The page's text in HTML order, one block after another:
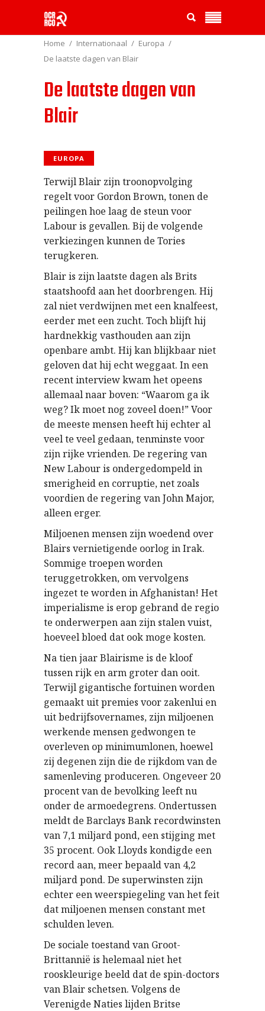
Home Internationaal
Europa
De laatste dagen van Blair
De laatste dagen van
Blair
EUROPA
Terwijl Blair zijn troonopvolging
regelt voor Gordon Brown, tonen de
peilingen hoe laag de steun voor
Labour is gevallen. Bij de volgende
verkiezingen kunnen de Tories
terugkeren.
Blair is zijn laatste dagen als Brits
staatshoofd aan het doorbrengen. Hij
zal niet verdwijnen met een knalfeest,
eerder met een zucht. Toch blijft hij
hardnekkig vasthouden aan zijn
openbare ambt. Hij kan blijkbaar niet
geloven dat hij echt weggaat. In een
recent interview kwam het opeens
allemaal naar boven: “Waarom ga ik
weg? Ik moet nog zoveel doen!” Voor
de meeste mensen heeft hij echter al
veel te veel gedaan, tenminste voor
zijn rijke vrienden. De regering van
New Labour is ondergedompeld in
smerigheid en corruptie, net zoals
voordien de regering van John Major,
alleen erger.
Miljoenen mensen zijn woedend over
Blairs vernietigende oorlog in Irak.
Sommige troepen worden
teruggetrokken, om vervolgens
ingezet te worden in Afghanistan! Het
imperialisme is erop gebrand de regio
te onderwerpen aan zijn stalen vuist,
hoeveel bloed dat ook moge kosten.
Na tien jaar Blairisme is de kloof
tussen rijk en arm groter dan ooit.
Terwijl gigantische fortuinen worden
gemaakt uit premies voor zakenlui en
uit bedrijfsovernames, zijn miljoenen
werkende mensen gedwongen te
overleven op minimumlonen, hoewel
zij degenen zijn die de rijkdom van de
samenleving produceren. Ongeveer 20
procent van de bevolking leeft nu
onder de armoedegrens. Ondertussen
meldt de Barclays Bank recordwinsten
van 7,1 miljard pond, een stijging met
35 procent. Ook Lloyds kondigde een
record aan, meer bepaald van 4,2
miljard pond. De superwinsten zijn
echter een weerspiegeling van het feit
dat miljoenen mensen constant met
schulden leven.
De sociale toestand van Groot-
Brittannië is helemaal niet het
rooskleurige beeld dat de spin-doctors
van Blair schetsen. Volgens de
Verenigde Naties lijden Britse